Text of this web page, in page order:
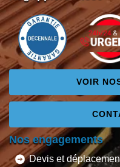
VOIR
Nos engagements
Devis et